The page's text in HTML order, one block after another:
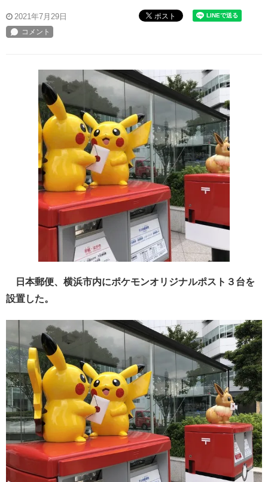
2021年7月29日 ポスト
日本郵便、横浜市内にポケモンオリジナルポスト３台を
設置した。